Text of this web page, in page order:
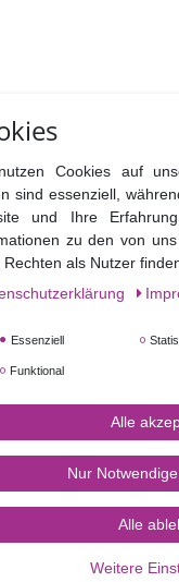
Acryl.Cookies auf
sind essenziell,
und Ihre
zu den von
Rechten als Nutzer
Essenziell
Funktional
Alle
Nur
Alle
Weitere